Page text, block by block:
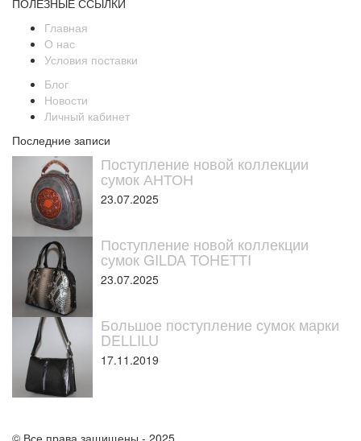
ПОЛЕЗНЫЕ ССЫЛКИ
Главная
О нас
Условия поставки
Блог
Новости
Личный кабинет
Последние записи
Поступление новой коллекции
сумок АНТОН
23.07.2025
Поступление новой коллекции
сумок GILDA TOHETTI
23.07.2025
Большое поступление сумок марки
DELLILU
17.11.2019